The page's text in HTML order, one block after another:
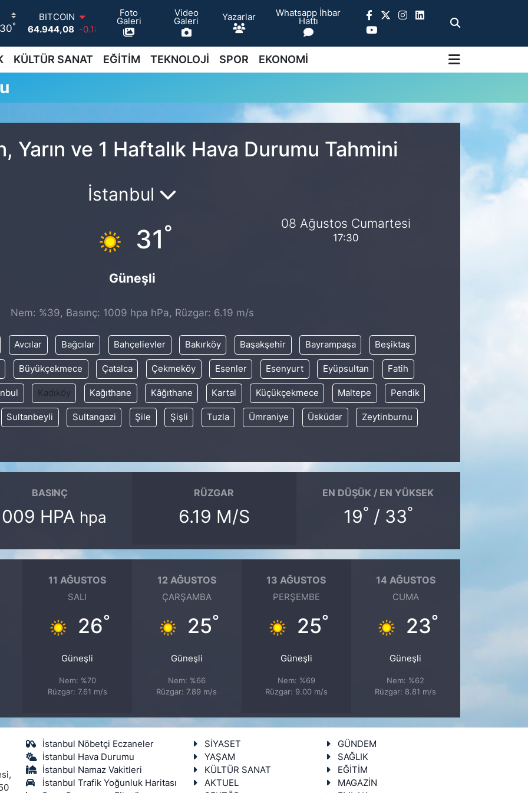
30°
BITCOIN
64.944,08 -0.18
47,7436 0.18
EURO
64,4811 0.38
13.779
-14
Foto
Galeri
Video
Galeri Yazarlar Whatsapp İhbar
Hattı
KÜLTÜR SANAT EĞİTİM TEKNOLOJİ SPOR EKONOMİ
Yarın ve 1 Haftalık Hava Durumu Tahmini
İstanbul
31°
Güneşli
08 Ağustos Cumartesi
17:30
Nem: %39, Basınç: 1009 hpa hPa, Rüzgar: 6.19 m/s
Avcılar Bağcılar Bahçelievler Bakırköy Başakşehir Bayrampaşa Beşiktaş
Büyükçekmece Çatalca Çekmeköy Esenler Esenyurt Eyüpsultan Fatih
Kadıköy Kağıthane Kâğıthane Kartal Küçükçekmece Maltepe Pendik
Sultanbeyli Sultangazi Şile Şişli Tuzla Ümraniye Üsküdar Zeytinburnu
BASINÇ
HPA hpa
RÜZGAR
6.19 M/S
EN DÜŞÜK / EN YÜKSEK
19° / 33°
11 AĞUSTOS
SALI
26°
Güneşli
Nem: %70
Rüzgar: 7.61 m/s
12 AĞUSTOS
ÇARŞAMBA
25°
Güneşli
Nem: %66
Rüzgar: 7.89 m/s
13 AĞUSTOS
PERŞEMBE
25°
Güneşli
Nem: %69
Rüzgar: 9.00 m/s
14 AĞUSTOS
CUMA
23°
Güneşli
Nem: %62
Rüzgar: 8.81 m/s
İstanbul Nöbetçi Eczaneler
İstanbul Hava Durumu
İstanbul Namaz Vakitleri
İstanbul Trafik Yoğunluk Haritası
SİYASET
GÜNDEM
YAŞAM
SAĞLIK
KÜLTÜR SANAT
EĞİTİM
AKTUEL
MAGAZİN